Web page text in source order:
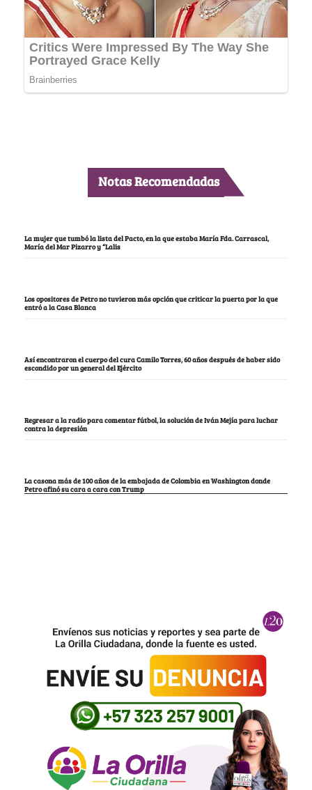
Notas Recomendadas
La mujer que tumbó la lista del Pacto, en la que estaba María Fda. Carrascal,
María del Mar Pizarro y “Lalis
Los opositores de Petro no tuvieron más opción que criticar la puerta por la que
entró a la Casa Blanca
Así encontraron el cuerpo del cura Camilo Torres, 60 años después de haber sido
escondido por un general del Ejército
Regresar a la radio para comentar fútbol, la solución de Iván Mejía para luchar
contra la depresión
La casona más de 100 años de la embajada de Colombia en Washington donde
Petro afinó su cara a cara con Trump